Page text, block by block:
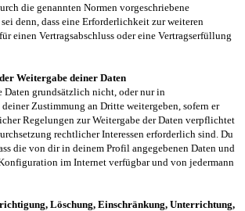
die genannten Normen vorgeschriebene
denn, dass eine Erforderlichkeit zur weiteren
einen Vertragsabschluss oder eine Vertragserfüllung
Weitergabe deiner Daten
Daten grundsätzlich nicht, oder nur in
Zustimmung an Dritte weitergeben, sofern er
Regelungen zur Weitergabe der Daten verpflichtet
rechtlicher Interessen erforderlich sind. Du
die von dir in deinem Profil angegebenen Daten und
im Internet verfügbar und von jedermann
Löschung, Einschränkung, Unterrichtung,